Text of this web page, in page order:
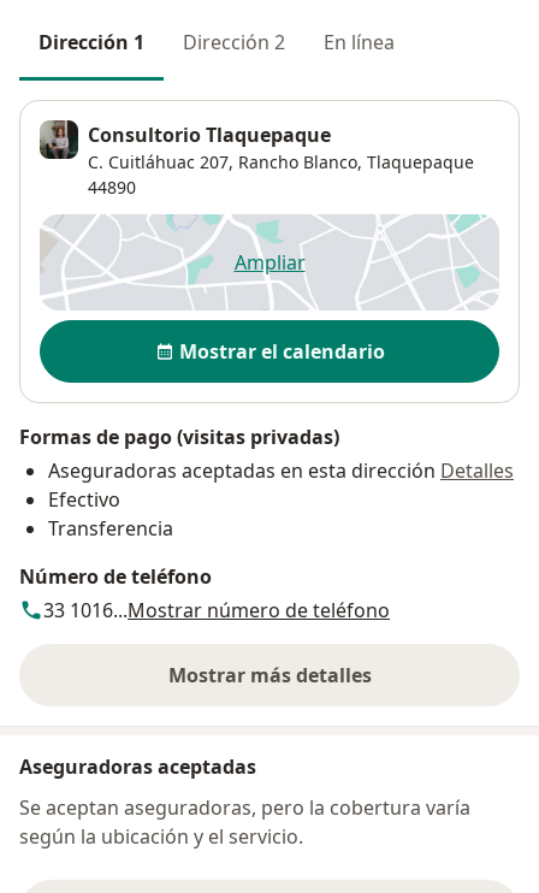
Dirección 1 Dirección 2 En línea
Consultorio Tlaquepaque
C. Cuitláhuac 207, Rancho Blanco, Tlaquepaque
44890
Ampliarse abre en una nueva
Disponibilidad
Mostrar el calendario
Formas de pago (visitas privadas)
Aseguradoras aceptadas en esta dirección Detalles
Efectivo
Transferencia
Número de teléfono
33 1016...Mostrar número de teléfono
Mostrar más detalles
sobre la dirección
Aseguradoras aceptadas
Se aceptan aseguradoras, pero la cobertura varía
según la ubicación y el servicio.